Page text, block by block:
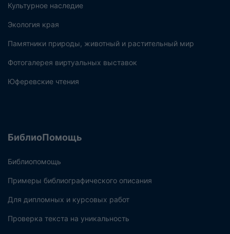
Культурное наследие
Экология края
Памятники природы, животный и растительный мир
Фотогалерея виртуальных выставок
Юферевские чтения
БиблиоПомощь
Библиопомощь
Примеры библиографического описания
Для дипломных и курсовых работ
Проверка текста на уникальность